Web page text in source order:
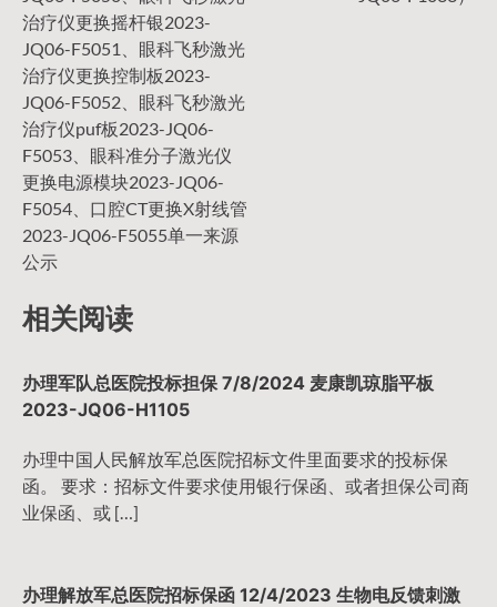
导
航
治疗仪更换摇杆银2023-
JQ06-F5051、眼科飞秒激光
治疗仪更换控制板2023-
JQ06-F5052、眼科飞秒激光
治疗仪puf板2023-JQ06-
F5053、眼科准分子激光仪
更换电源模块2023-JQ06-
F5054、口腔CT更换X射线管
2023-JQ06-F5055单一来源
公示
相关阅读
办理军队总医院投标担保 7/8/2024 麦康凯琼脂平板
2023-JQ06-H1105
办理中国人民解放军总医院招标文件里面要求的投标保
函。 要求：招标文件要求使用银行保函、或者担保公司商
业保函、或 […]
办理解放军总医院招标保函 12/4/2023 生物电反馈刺激